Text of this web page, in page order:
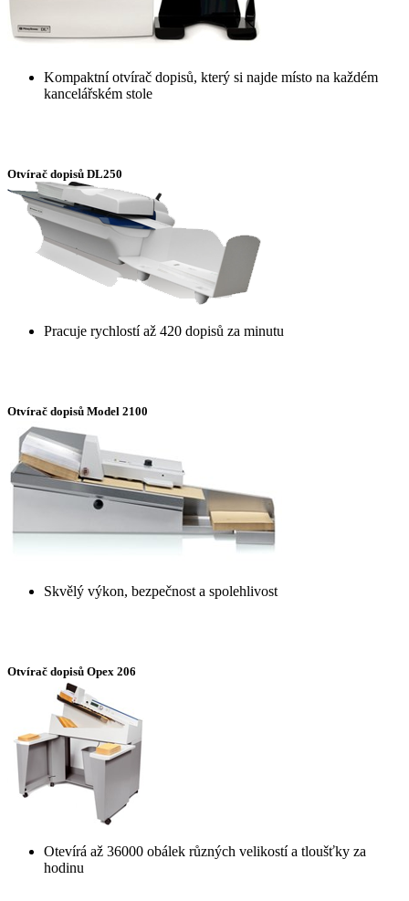
Kompaktní otvírač dopisů, který si najde místo na každém
kancelářském stole
Otvírač dopisů DL250
Pracuje rychlostí až 420 dopisů za minutu
Otvírač dopisů Model 2100
Skvělý výkon, bezpečnost a spolehlivost
Otvírač dopisů Opex 206
Otevírá až 36000 obálek různých velikostí a tloušťky za
hodinu